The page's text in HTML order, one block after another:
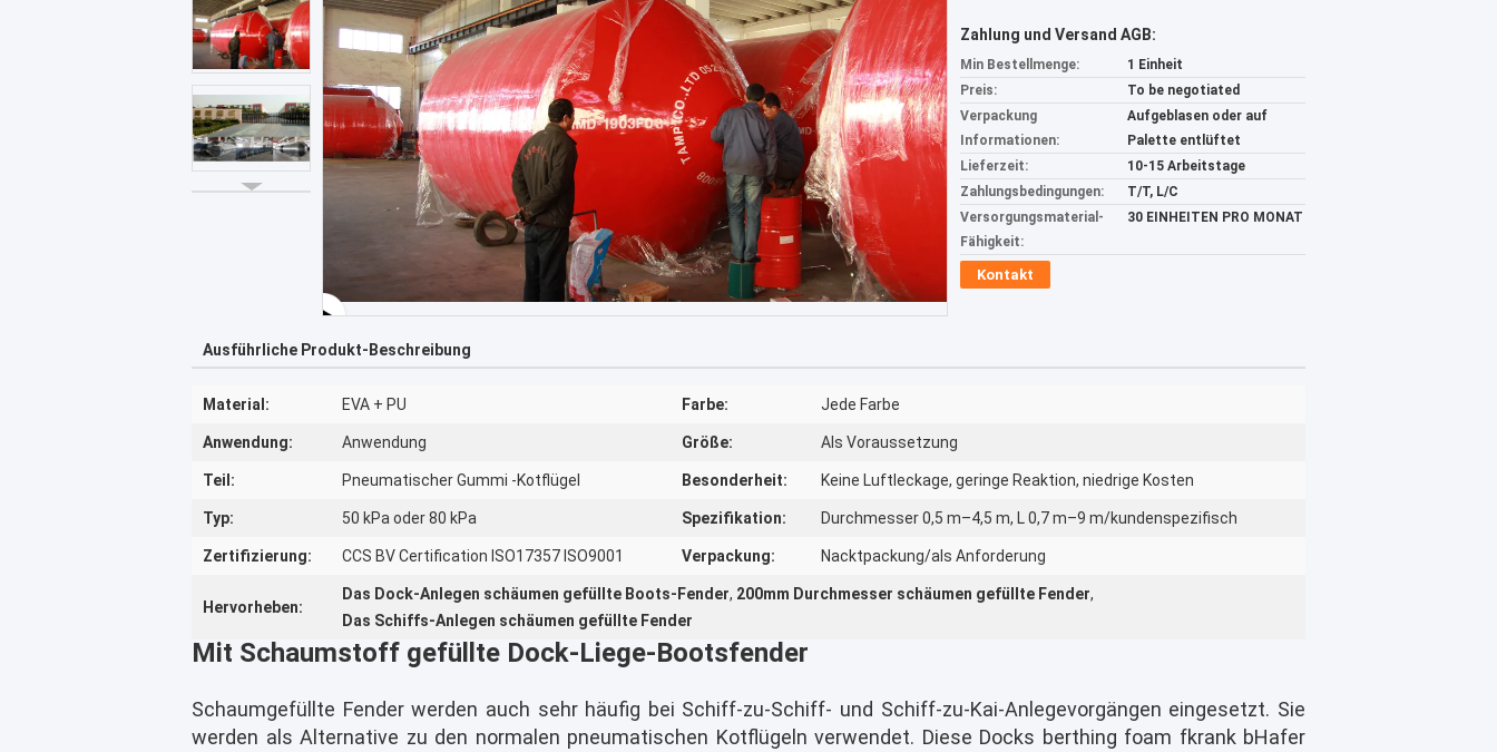
Zahlung und Versand AGB:
Min Bestellmenge:
1 Einheit
Preis:
To be negotiated
Verpackung
Informationen:
Aufgeblasen oder auf
Palette entlüftet
Lieferzeit:
10-15 Arbeitstage
Zahlungsbedingungen:
T/T, L/C
Versorgungsmaterial-
Fähigkeit:
30 EINHEITEN PRO MONAT
Kontakt
Ausführliche Produkt-Beschreibung
Material: EVA + PU Farbe: Jede Farbe
Anwendung: Anwendung Größe: Als Voraussetzung
Teil: Pneumatischer Gummi -Kotflügel Besonderheit: Keine Luftleckage, geringe Reaktion, niedrige Kosten
Typ: 50 kPa oder 80 kPa Spezifikation: Durchmesser 0,5 m–4,5 m, L 0,7 m–9 m/kundenspezifisch
Zertifizierung: CCS BV Certification ISO17357 ISO9001 Verpackung: Nacktpackung/als Anforderung
Hervorheben:
Das Dock-Anlegen schäumen gefüllte Boots-Fender, 200mm Durchmesser schäumen gefüllte Fender,
Das Schiffs-Anlegen schäumen gefüllte Fender
Mit Schaumstoff gefüllte Dock-Liege-Bootsfender
Schaumgefüllte Fender werden auch sehr häufig bei Schiff-zu-Schiff- und Schiff-zu-Kai-Anlegevorgängen eingesetzt. Sie
werden als Alternative zu den normalen pneumatischen Kotflügeln verwendet. Diese Docks berthing foam fkrank bHafer